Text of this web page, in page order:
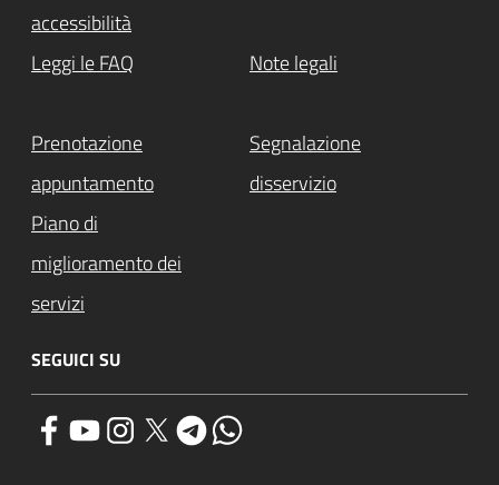
accessibilità
Leggi le FAQ Note legali
Prenotazione
appuntamento
Segnalazione
disservizio
Piano di
miglioramento dei
servizi
SEGUICI SU